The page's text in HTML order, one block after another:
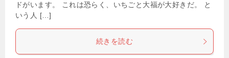
ドがいます。 これは恐らく、いちごと大福が大好きだ。 と
いう人 […]
続きを読む